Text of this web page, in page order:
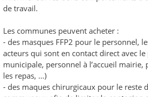
de travail.
Les communes peuvent acheter :
- des masques FFP2 pour le personnel,
acteurs qui sont en contact direct avec
municipale, personnel à l’accueil
les repas, …)
- des maques chirurgicaux pour le reste